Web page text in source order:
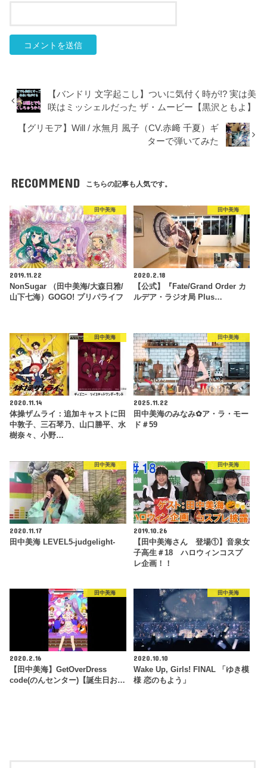
【バンドリ 文字起こし】ついに気付く時が!? 実は美
咲はミッシェルだった ザ・ムービー【黒沢ともよ】
【グリモア】Will / 水無月 風子（CV.赤﨑 千夏）ギ
ターで弾いてみた
RECOMMEND こちらの記事も人気です。
田中美海
2019.11.22
NonSugar （田中美海/大森日雅/
山下七海）GOGO! プリパライフ
田中美海
2020.2.18
【公式】『Fate/Grand Order カ
ルデア・ラジオ局 Plus…
田中美海
2020.11.14
体操ザムライ：追加キャストに田
中敦子、三石琴乃、山口勝平、水
樹奈々、小野…
田中美海
2025.11.22
田中美海のみなみ✿ア・ラ・モー
ド＃59
田中美海
2020.11.17
田中美海 LEVEL5-judgelight-
田中美海
2019.10.26
【田中美海さん 登場①】音泉女
子高生＃18 ハロウィンコスプ
レ企画！！
田中美海
2020.2.16
【田中美海】GetOverDress
code(のんセンター)【誕生日お…
田中美海
2020.10.10
Wake Up, Girls! FINAL 「ゆき模
様 恋のもよう」